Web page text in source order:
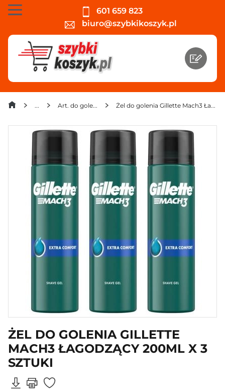
601 659 823
biuro@szybkikoszyk.pl
Art. do golenia i depilacji Żel do golenia Gillette Mach3 Łagodzący 200ml x 3 sztuki
ŻEL DO GOLENIA GILLETTE
MACH3 ŁAGODZĄCY 200ML X 3
SZTUKI